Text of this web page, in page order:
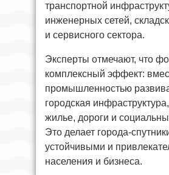
транспортной
инженерных сетей,
и сервисного сектора.
Эксперты отмечают, что
комплексный эффект:
промышленностью
городская
жилье, дороги и
Это делает города-
устойчивыми и
населения и бизнеса.